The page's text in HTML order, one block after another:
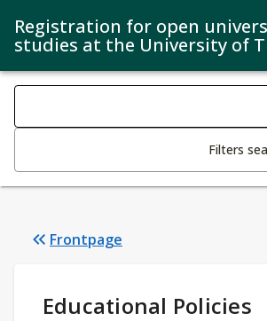
Registration for open
studies at the University of
Search filters
Filters
Frontpage
Study Details:
Educational Policies